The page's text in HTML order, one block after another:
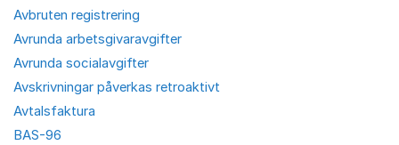
Avbruten registrering
Avrunda arbetsgivaravgifter
Avrunda socialavgifter
Avskrivningar påverkas retroaktivt
Avtalsfaktura
BAS-96